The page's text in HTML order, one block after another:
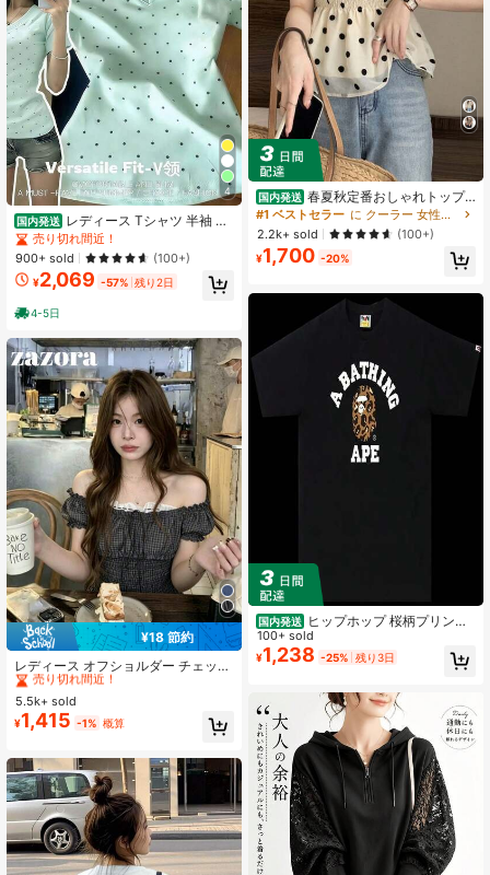
4
国内発送 レディース Tシャツ 半袖 ド
ット柄 水玉 Vネック 韓国ファッショ
ン タイト スリム ウエストシェイプ
着痩せ 細見え 華奢見え 骨格ウェー
ブ 骨格ストレート 大人可愛い フェ
ミニン きれいめ カジュアル トップ
ス カットソー ショートスリーブ 春
オフィス 通勤 通学 伸縮性 ストレッ
チ 涼しい 快適 ネイビー ブラック 20
代 30代 40代 上品 鎖骨見え 美シル
エット 抜け感 お呼ばれ 女子会 ガー
リー ポルカドット ラウンドヘム 重
ね着 インナー 柔らかい
売り切れ間近！
900+ sold
(100+)
¥2,069 -57% 残り2日
4-5日
¥18 節約
レディース オフショルダー チェック
柄 シャーリング入り ウエストシェイ
プ スリムフィット 軽量 シアー ポリ
エステル 夏トップス
#1 ベストセラー
に オフショルダー 女性用トップス、ブラウス、Tシャツ
売り切れ間近！
#1 ベストセラー
売り切れ間近！
#1 ベストセラー
売り切れ間近！
#1 ベストセラー
5.5k+ sold
¥1,415 -1% 概算
国内発送 春夏秋定番おしゃれトップ
ス 韓国ファッションレディース半袖
ブラウス 水玉ドット柄スクエアネッ
クにパフスリーブ盛り袖を採用 シャ
ーリングとペプラム、ウエストマー
クがアクセントのショート丈 シフォ
を美しく見せ小顔に、二の腕体型カ
バーで着痩せ華奢見え レトロフレン
チテイスト漂う清楚上品なガーリー
フェミニンスタイル カジュアルから
フォーマルまで対応 通勤通学デート
女子会旅行お呼ばれに最適な 20 代
～40 代向け春服夏服
#1 ベストセラー
に クーラー 女性用トップス、ブラウス、Tシャツ
2.2k+ sold
(100+)
¥1,700 -20%
国内発送 ヒップホップ 桜柄プリント
半袖 サメ猿人Tシャツ、クルーネッ
ク カートゥーン柄 純綿トップス、ユ
ニセックス ティーンエイジャースタ
100+ sold
¥1,238 -25% 残り3日